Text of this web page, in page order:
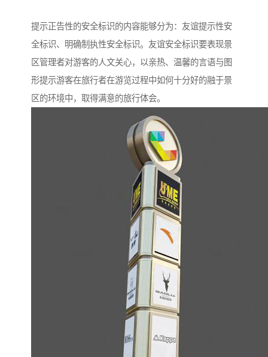
提示正告性的安全标识的内容能够分为：友谊提示性安
全标识、明确制执性安全标识。友谊安全标识要表现景
区管理者对游客的人文关心，以亲热、温馨的言语与图
形提示游客在旅行者在游览过程中如何十分好的融于景
区的环境中，取得满意的旅行体会。